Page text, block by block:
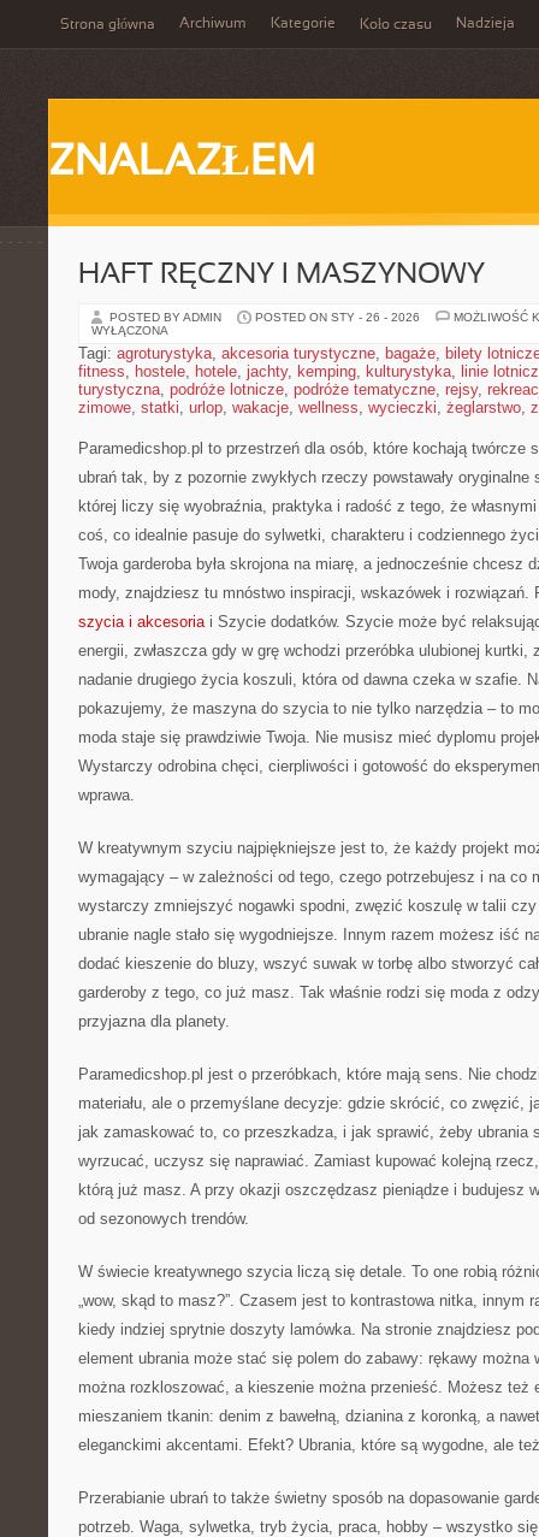
Strona główna Archiwum Kategorie Koło czasu Nadzieja
ZNALAZŁEM
HAFT RĘCZNY I MASZYNOWY
POSTED BY ADMIN POSTED ON STY - 26 - 2026
MOŻLIWOŚĆ
WYŁĄCZONA
Tagi: agroturystyka, akcesoria turystyczne, bagaże, bilety
fitness, hostele, hotele, jachty, kemping, kulturystyka, linie
turystyczna, podróże lotnicze, podróże tematyczne, rejsy,
zimowe, statki, urlop, wakacje, wellness, wycieczki, żeglarstwo,
Paramedicshop.pl to przestrzeń dla osób, które kochają twórcze
ubrań tak, by z pozornie zwykłych rzeczy powstawały
której liczy się wyobraźnia, praktyka i radość z tego, że
coś, co idealnie pasuje do sylwetki, charakteru i codziennego
Twoja garderoba była skrojona na miarę, a jednocześnie chcesz
mody, znajdziesz tu mnóstwo inspiracji, wskazówek i
szycia i akcesoriai Szycie dodatków. Szycie może być
energii, zwłaszcza gdy w grę wchodzi przeróbka ulubionej
nadanie drugiego życia koszuli, która od dawna czeka w szafie.
pokazujemy, że maszyna do szycia to nie tylko narzędzia – to
moda staje się prawdziwie Twoja. Nie musisz mieć dyplomu
Wystarczy odrobina chęci, cierpliwości i gotowość do
wprawa.
W kreatywnym szyciu najpiękniejsze jest to, że każdy projekt
wymagający – w zależności od tego, czego potrzebujesz i na co
wystarczy zmniejszyć nogawki spodni, zwęzić koszulę w talii
ubranie nagle stało się wygodniejsze. Innym razem możesz iść
dodać kieszenie do bluzy, wszyć suwak w torbę albo stworzyć
garderoby z tego, co już masz. Tak właśnie rodzi się moda z
przyjazna dla planety.
Paramedicshop.pl jest o przeróbkach, które mają sens. Nie
materiału, ale o przemyślane decyzje: gdzie skrócić, co zwęzić,
jak zamaskować to, co przeszkadza, i jak sprawić, żeby ubrania
wyrzucać, uczysz się naprawiać. Zamiast kupować kolejną
którą już masz. A przy okazji oszczędzasz pieniądze i budujesz
od sezonowych trendów.
W świecie kreatywnego szycia liczą się detale. To one robią
„wow, skąd to masz?”. Czasem jest to kontrastowa nitka, innym
kiedy indziej sprytnie doszyty lamówka. Na stronie znajdziesz
element ubrania może stać się polem do zabawy: rękawy można
można rozkloszować, a kieszenie można przenieść. Możesz też
mieszaniem tkanin: denim z bawełną, dzianina z koronką, a
eleganckimi akcentami. Efekt? Ubrania, które są wygodne, ale
Przerabianie ubrań to także świetny sposób na dopasowanie
potrzeb. Waga, sylwetka, tryb życia, praca, hobby – wszystko